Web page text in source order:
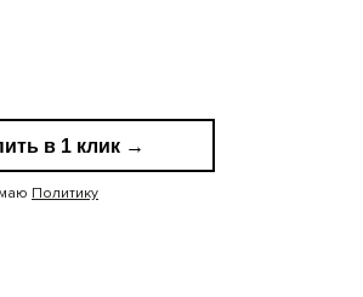
Политику
в 1 клик →